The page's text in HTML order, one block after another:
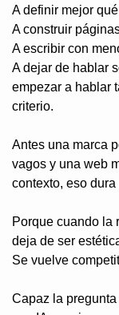
A definir mejor
A construir
A escribir con
A dejar de hablar
empezar a hablar
criterio.
Antes una marca
vagos y una web
contexto, eso dura
Porque cuando la
deja de ser
Se vuelve
Capaz la